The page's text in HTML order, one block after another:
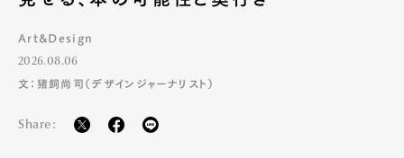
Art&Design
2026.08.06
文：猪飼尚司（デザインジャーナリスト）
Share: